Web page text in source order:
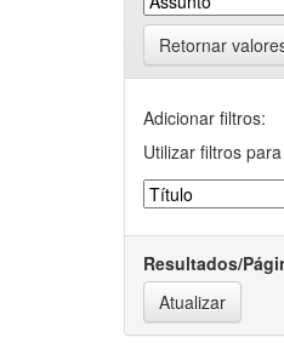
Retornar
Adicionar filtros:
Utilizar filtros
Resultados/